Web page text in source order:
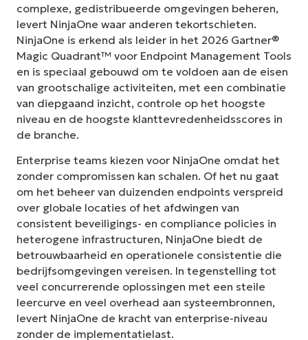
complexe, gedistribueerde omgevingen beheren,
levert NinjaOne waar anderen tekortschieten.
NinjaOne is erkend als leider in het 2026 Gartner®
Magic Quadrant™ voor Endpoint Management Tools
en is speciaal gebouwd om te voldoen aan de eisen
van grootschalige activiteiten, met een combinatie
van diepgaand inzicht, controle op het hoogste
niveau en de hoogste klanttevredenheidsscores in
de branche.
Enterprise teams kiezen voor NinjaOne omdat het
zonder compromissen kan schalen. Of het nu gaat
om het beheer van duizenden endpoints verspreid
over globale locaties of het afdwingen van
consistent beveiligings- en compliance policies in
heterogene infrastructuren, NinjaOne biedt de
betrouwbaarheid en operationele consistentie die
bedrijfsomgevingen vereisen. In tegenstelling tot
veel concurrerende oplossingen met een steile
leercurve en veel overhead aan systeembronnen,
levert NinjaOne de kracht van enterprise-niveau
zonder de implementatielast.